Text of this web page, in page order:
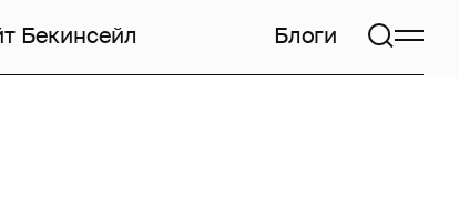
Бекинсейл Блоги